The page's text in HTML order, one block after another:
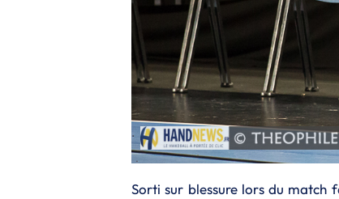
Sorti sur blessure lors du match